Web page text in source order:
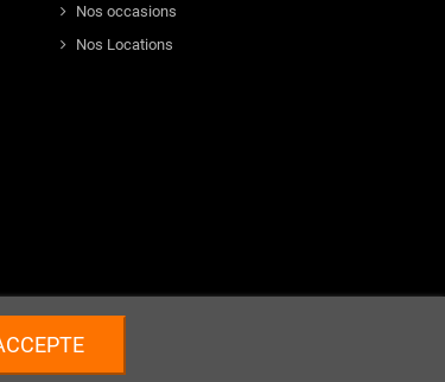
Nos occasions
Nos Locations